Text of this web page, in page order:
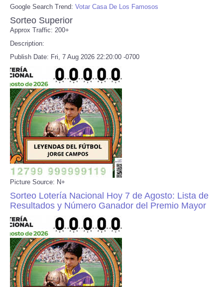
Google Search Trend: Votar Casa De Los Famosos
Sorteo Superior
Approx Traffic: 200+
Description:
Publish Date: Fri, 7 Aug 2026 22:20:00 -0700
Picture Source: N+
Sorteo Lotería Nacional Hoy 7 de Agosto: Lista de
Resultados y Número Ganador del Premio Mayor